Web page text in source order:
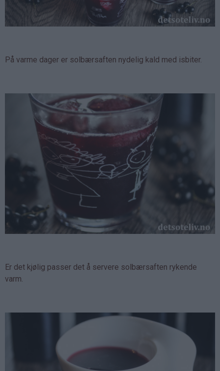
På varme dager er solbærsaften nydelig kald med isbiter.
Er det kjølig passer det å servere solbærsaften rykende
varm.